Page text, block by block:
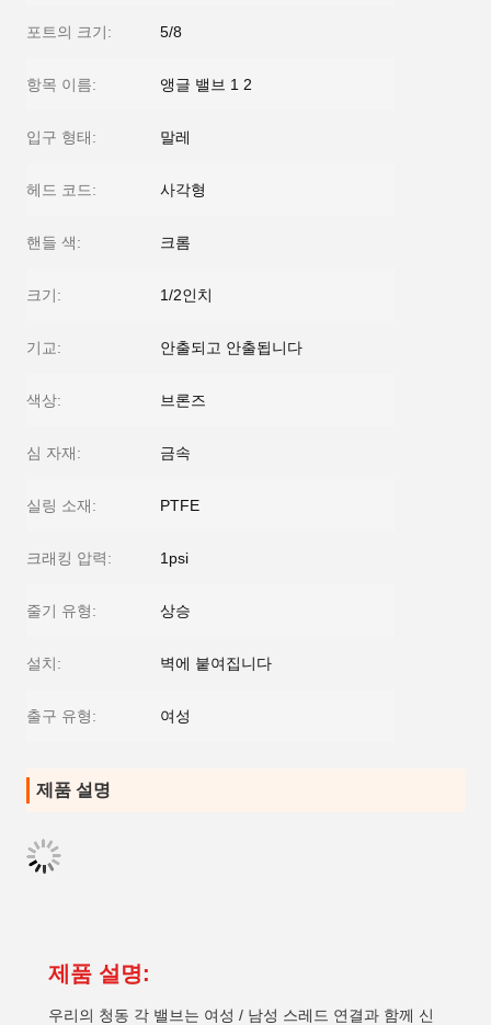
포트의 크기: 5/8
항목 이름: 앵글 밸브 1 2
입구 형태: 말레
헤드 코드: 사각형
핸들 색: 크롬
크기: 1/2인치
기교: 안출되고 안출됩니다
색상: 브론즈
심 자재: 금속
실링 소재: PTFE
크래킹 압력: 1psi
줄기 유형: 상승
설치: 벽에 붙여집니다
출구 유형: 여성
제품 설명
제품 설명:
우리의 청동 각 밸브는 여성 / 남성 스레드 연결과 함께 신